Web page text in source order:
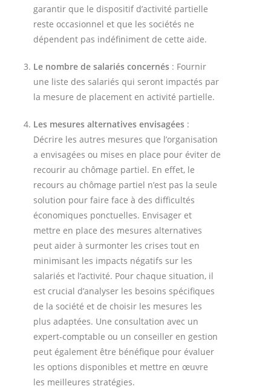
garantir que le dispositif d’activité partielle
reste occasionnel et que les sociétés ne
dépendent pas indéfiniment de cette aide.
Le nombre de salariés concernés : Fournir
une liste des salariés qui seront impactés par
la mesure de placement en activité partielle.
Les mesures alternatives envisagées :
Décrire les autres mesures que l’organisation
a envisagées ou mises en place pour éviter de
recourir au chômage partiel. En effet, le
recours au chômage partiel n’est pas la seule
solution pour faire face à des difficultés
économiques ponctuelles. Envisager et
mettre en place des mesures alternatives
peut aider à surmonter les crises tout en
minimisant les impacts négatifs sur les
salariés et l’activité. Pour chaque situation, il
est crucial d’analyser les besoins spécifiques
de la société et de choisir les mesures les
plus adaptées. Une consultation avec un
expert-comptable ou un conseiller en gestion
peut également être bénéfique pour évaluer
les options disponibles et mettre en œuvre
les meilleures stratégies.